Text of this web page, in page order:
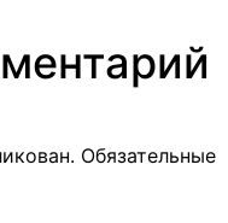
Обязательные